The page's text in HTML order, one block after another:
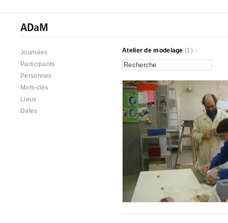
Journées
Participants
Personnes
Mots-clés
Lieux
Dates
Atelier de modelage (1)